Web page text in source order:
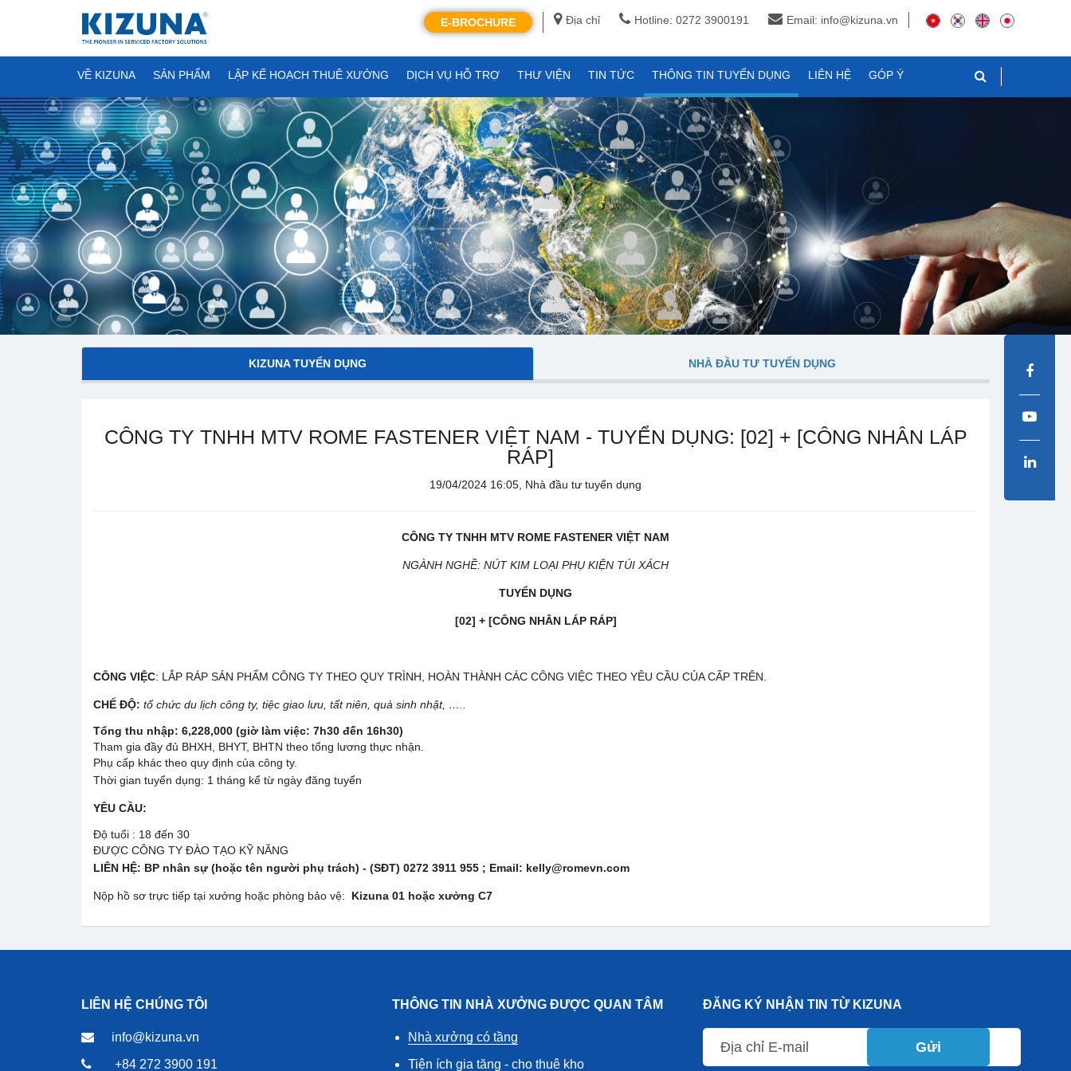
Địa chỉ Hotline: 0272 3900191 Email: info@kizuna.vn
E-BROCHURE
VỀ KIZUNA SẢN PHẨM LẬP KẾ HOẠCH THUÊ XƯỞNG DỊCH VỤ HỖ TRỢ THƯ VIỆN TIN TỨC THÔNG TIN TUYỂN DỤNG LIÊN HỆ GÓP Ý
KIZUNA TUYỂN DỤNG NHÀ ĐẦU TƯ TUYỂN DỤNG
CÔNG TY TNHH MTV ROME FASTENER VIỆT NAM - TUYỂN DỤNG: [02] + [CÔNG NHÂN LÁP
RÁP]
19/04/2024 16:05, Nhà đầu tư tuyển dụng
CÔNG TY TNHH MTV ROME FASTENER VIỆT NAM
NGÀNH NGHỀ: NÚT KIM LOẠI PHỤ KIỆN TÚI XÁCH
TUYỂN DỤNG
[02] + [CÔNG NHÂN LÁP RÁP]
CÔNG VIỆC: LẮP RÁP SẢN PHẨM CÔNG TY THEO QUY TRÌNH, HOÀN THÀNH CÁC CÔNG VIỆC THEO YÊU CẦU CỦA CẤP TRÊN.
CHẾ ĐỘ: tổ chức du lịch công ty, tiệc giao lưu, tất niên, quà sinh nhật, …..
Tổng thu nhập: 6,228,000 (giờ làm việc: 7h30 đến 16h30)
Tham gia đầy đủ BHXH, BHYT, BHTN theo tổng lương thực nhận.
Phụ cấp khác theo quy định của công ty.
Thời gian tuyển dụng: 1 tháng kể từ ngày đăng tuyển
YÊU CẦU:
Độ tuổi : 18 đến 30
ĐƯỢC CÔNG TY ĐÀO TẠO KỸ NĂNG
LIÊN HỆ: BP nhân sự (hoặc tên người phụ trách) - (SĐT) 0272 3911 955 ; Email: kelly@romevn.com
Nộp hồ sơ trực tiếp tại xưởng hoặc phòng bảo vệ: Kizuna 01 hoặc xưởng C7
LIÊN HỆ CHÚNG TÔI
info@kizuna.vn
+84 272 3900 191
THÔNG TIN NHÀ XƯỞNG ĐƯỢC QUAN TÂM
Nhà xưởng có tầng
Tiện ích gia tăng - cho thuê kho
ĐĂNG KÝ NHẬN TIN TỪ KIZUNA
Gửi